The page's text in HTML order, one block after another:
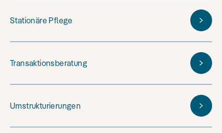
Stationäre Pflege
Transaktionsberatung
Umstrukturierungen